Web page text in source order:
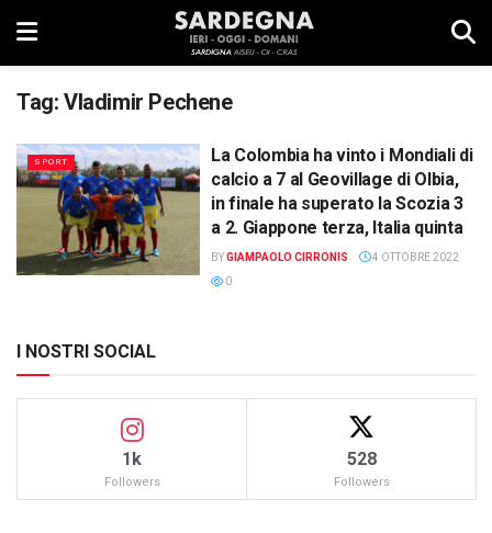
Tag: Vladimir Pechene
SPORT
La Colombia ha vinto i Mondiali di
calcio a 7 al Geovillage di Olbia,
in finale ha superato la Scozia 3
a 2. Giappone terza, Italia quinta
BYGIAMPAOLO CIRRONIS
4 OTTOBRE 2022
0
I NOSTRI SOCIAL
1k
Followers
528
Followers